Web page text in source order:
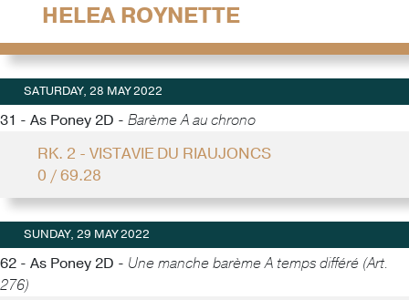
HELEA ROYNETTE
SATURDAY, 28 MAY 2022
31 - As Poney 2D - Barème A au chrono
RK. 2 - VISTAVIE DU RIAUJONCS
0 / 69.28
SUNDAY, 29 MAY 2022
62 - As Poney 2D - Une manche barème A temps différé (Art.
276)